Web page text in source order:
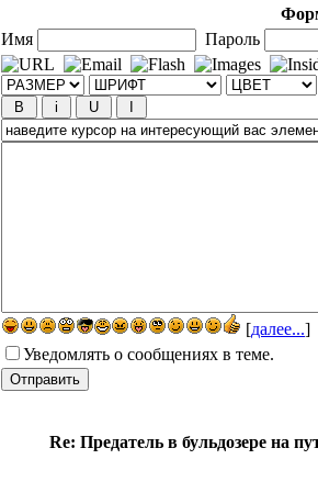
Re: Предатель в бульдозере на
Имя
Пароль
[далее...]
Уведомлять о сообщениях в теме.